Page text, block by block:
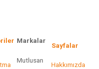
Markalar
Sayfalar
Mutlusan
Hakkımızda